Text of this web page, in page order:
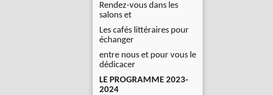
Rendez-vous dans les
salons et
Les cafés littéraires pour
échanger
entre nous et pour vous le
dédicacer
LE PROGRAMME 2023-
2024